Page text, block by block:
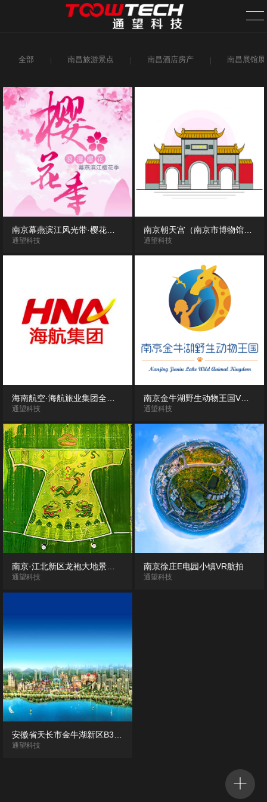
首页
关于我们
案例中心
新闻资讯
旗下网站
需求发布
全国分站
全部 南昌旅游景点 南昌酒店房产 南昌展馆
通望科技 通望科技
通望科技 通望科技
通望科技
南京徐庄E电园小镇VR航拍
通望科技
安徽省天长市金牛湖新区B3+B1地块地形地貌及周边道路未来规划VR全景航拍
通望科技